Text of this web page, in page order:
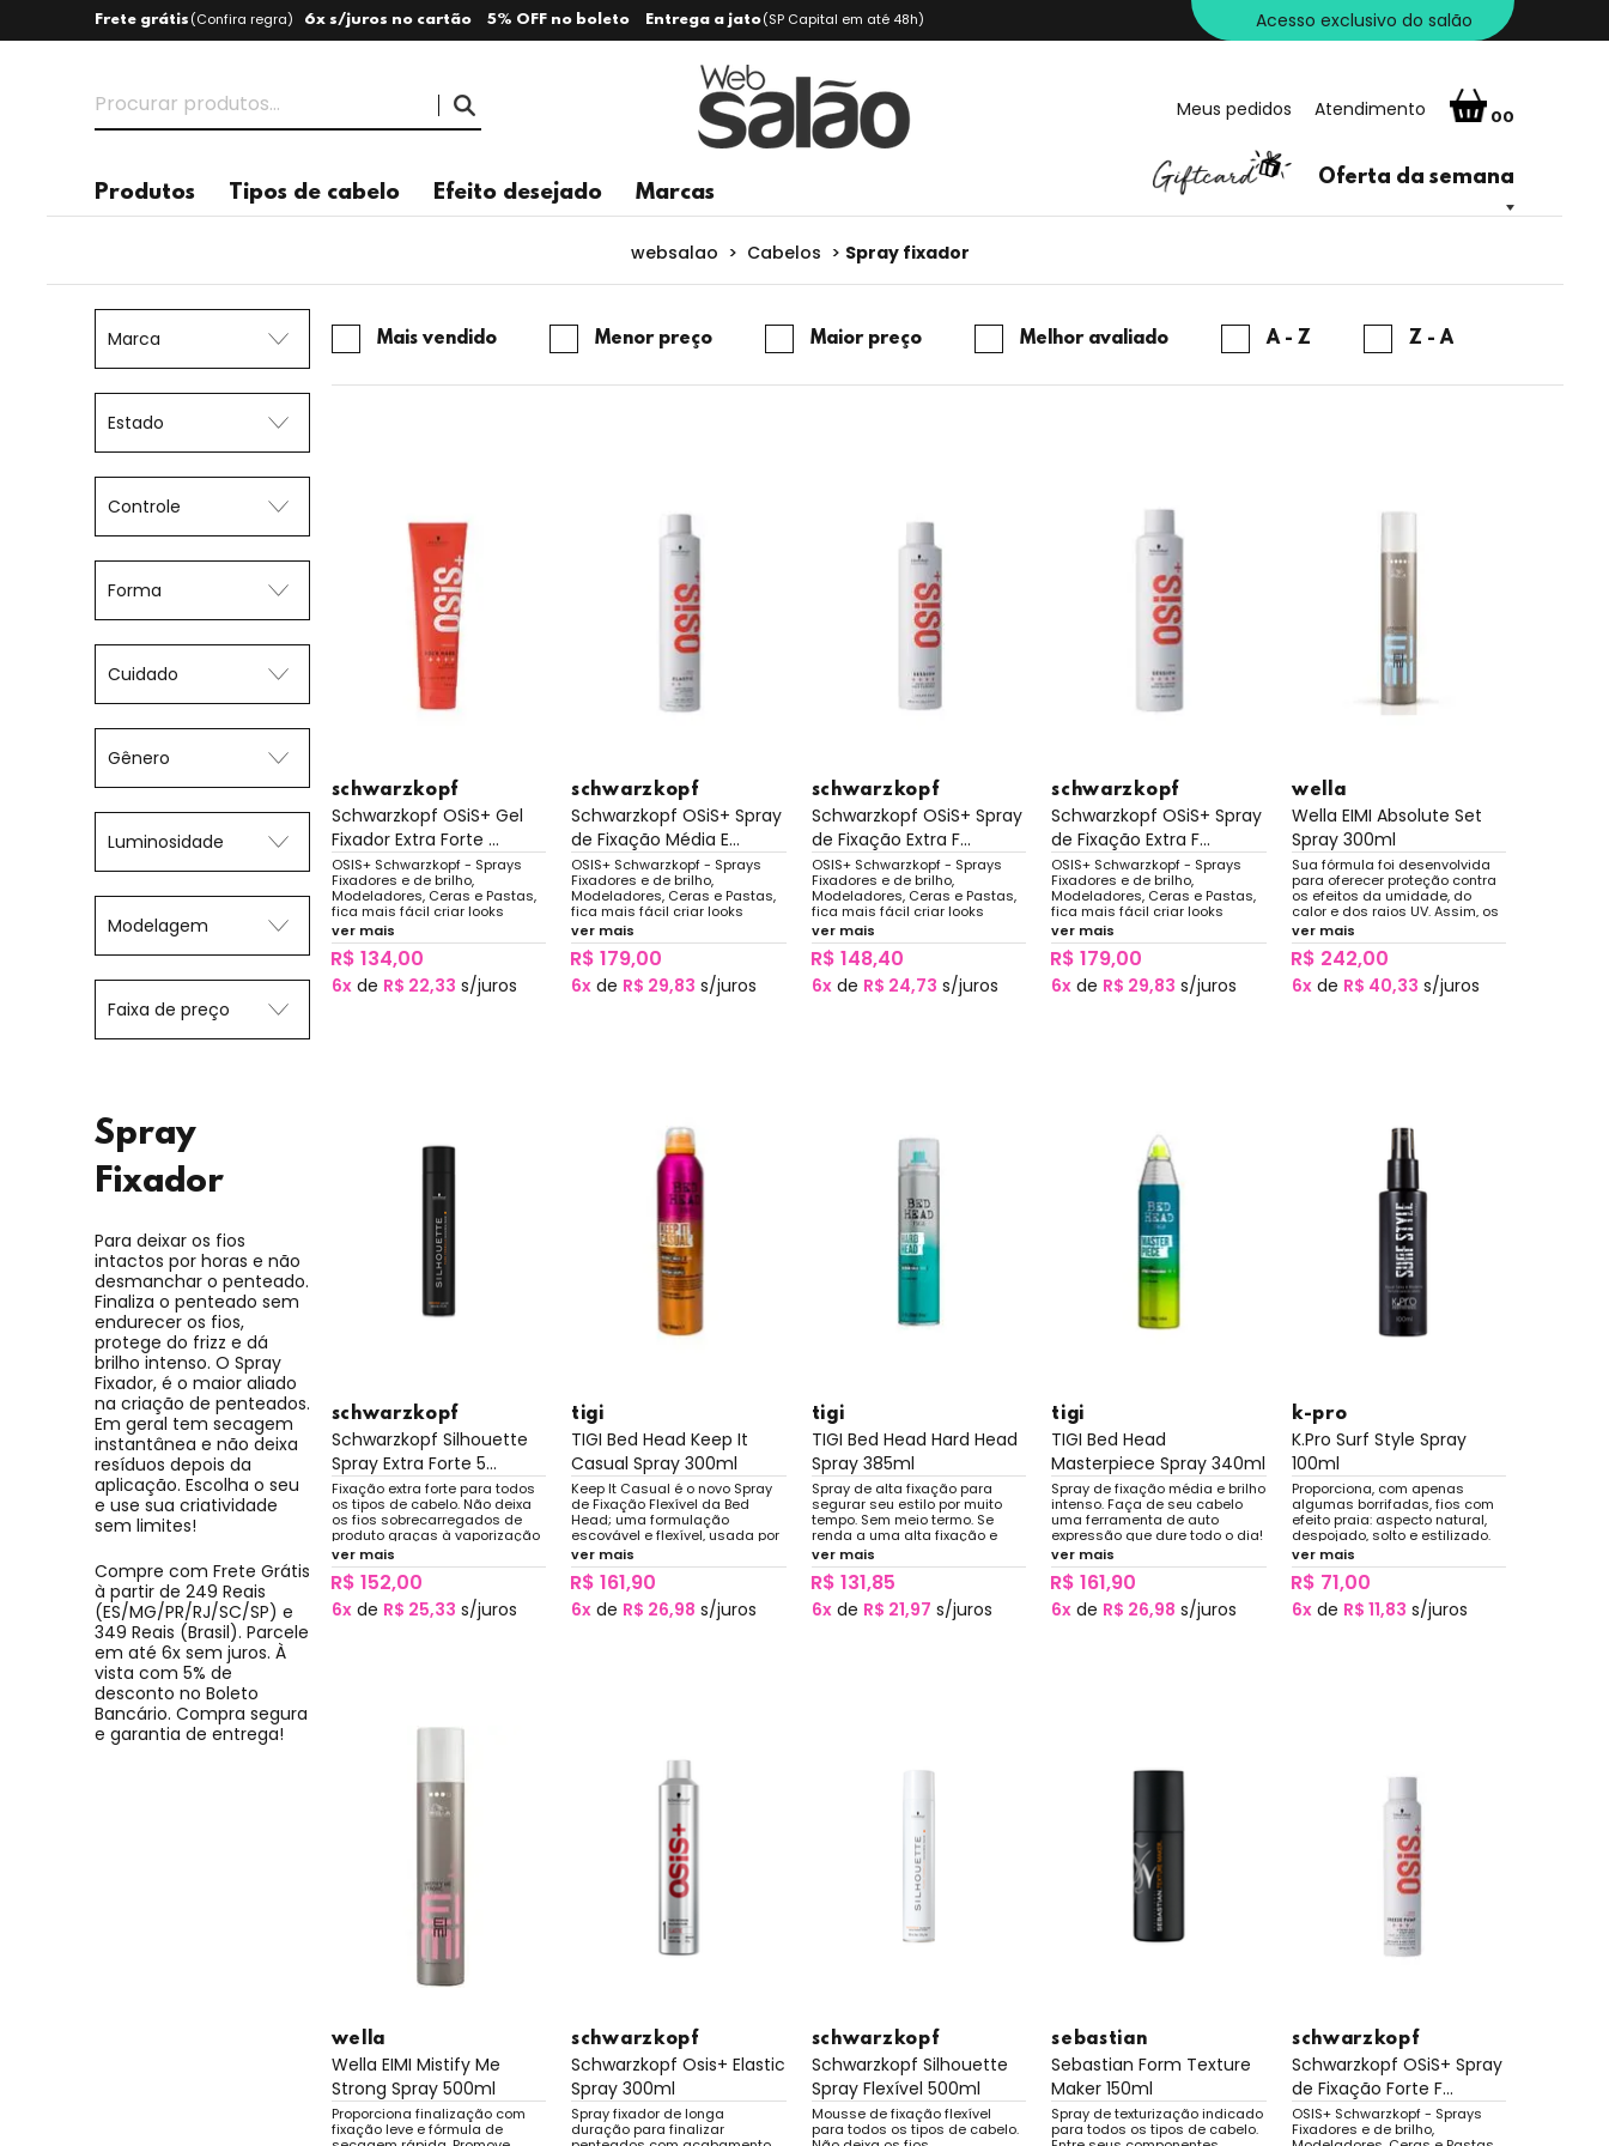
Frete grátis (Confira regra) 6x s/juros no cartão 5% OFF no boleto Entrega a jato(SP Capital em até 48h) Acesso exclusivo do salão
Meus pedidos Atendimento 00
Produtos Tipos de cabelo Efeito desejado Marcas
Oferta da semana
websalao > Cabelos > Spray fixador
Marca
Estado
Controle
Forma
Cuidado
Gênero
Luminosidade
Modelagem
Faixa de preço
Spray
Fixador
Para deixar os fios
intactos por horas e não
desmanchar o penteado.
Finaliza o penteado sem
endurecer os fios,
protege do frizz e dá
brilho intenso. O Spray
Fixador, é o maior aliado
na criação de penteados.
Em geral tem secagem
instantânea e não deixa
resíduos depois da
aplicação. Escolha o seu
e use sua criatividade
sem limites!
Compre com Frete Grátis
à partir de 249 Reais
(ES/MG/PR/RJ/SC/SP) e
349 Reais (Brasil). Parcele
em até 6x sem juros. À
vista com 5% de
desconto no Boleto
Bancário. Compra segura
e garantia de entrega!
Mais vendido Menor preço Maior preço Melhor avaliado A - Z Z - A
schwarzkopf
Schwarzkopf OSiS+ Gel
Fixador Extra Forte ...
OSIS+ Schwarzkopf - Sprays
Fixadores e de brilho,
Modeladores, Ceras e Pastas,
fica mais fácil criar looks
rebeldes ou penteados com
acabamento perfeito. Alta
performance e texturas únicas
ver mais
R$ 134,00
6xde R$ 22,33 s/juros
schwarzkopf
Schwarzkopf OSiS+ Spray
de Fixação Média E...
OSIS+ Schwarzkopf - Sprays
Fixadores e de brilho,
Modeladores, Ceras e Pastas,
fica mais fácil criar looks
rebeldes ou penteados com
acabamento perfeito. Alta
performance e texturas únicas
ver mais
R$ 179,00
6x de R$ 29,83 s/juros
schwarzkopf
Schwarzkopf OSiS+ Spray
de Fixação Extra F...
OSIS+ Schwarzkopf - Sprays
Fixadores e de brilho,
Modeladores, Ceras e Pastas,
fica mais fácil criar looks
rebeldes ou penteados com
acabamento perfeito. Alta
performance e texturas únicas
ver mais
R$ 148,40
6xde R$ 24,73 s/juros
schwarzkopf
Schwarzkopf OSiS+ Spray
de Fixação Extra F...
OSIS+ Schwarzkopf - Sprays
Fixadores e de brilho,
Modeladores, Ceras e Pastas,
fica mais fácil criar looks
rebeldes ou penteados com
acabamento perfeito. Alta
performance e texturas únicas
ver mais
R$ 179,00
6x de R$ 29,83 s/juros
wella
Wella EIMI Absolute Set
Spray 300ml
Sua fórmula foi desenvolvida
para oferecer proteção contra
os efeitos da umidade, do
calor e dos raios UV. Assim, os
fios recebem proteção ultra-
forte para que o penteado
permaneça intacto durante
todo o dia ou noite.
ver mais
R$ 242,00
6xde R$ 40,33 s/juros
schwarzkopf
Schwarzkopf Silhouette
Spray Extra Forte 5...
Fixação extra forte para todos
os tipos de cabelo. Não deixa
os fios sobrecarregados de
produto graças à vaporização
ultrafina, responsável por uma
finalização invisível.
ver mais
R$ 152,00
6xde R$ 25,33 s/juros
tigi
TIGI Bed Head Keep It
Casual Spray 300ml
Keep It Casual é o novo Spray
de Fixação Flexível da Bed
Head; uma formulação
escovável e flexível, usada por
profissionais. Entregando
resultados e experiência de
salão, em casa.
ver mais
R$ 161,90
6x de R$ 26,98 s/juros
tigi
TIGI Bed Head Hard Head
Spray 385ml
Spray de alta fixação para
segurar seu estilo por muito
tempo. Sem meio termo. Se
renda a uma alta fixação e
controle que seca
instantaneamente. Quanto
mais você usa, mais forte a
fixação fica.
ver mais
R$ 131,85
6xde R$ 21,97 s/juros
tigi
TIGI Bed Head
Masterpiece Spray 340ml
Spray de fixação média e brilho
intenso. Faça de seu cabelo
uma ferramenta de auto
expressão que dure todo o dia!
Brilho intenso e fixação de
verdade! Voilá!
ver mais
R$ 161,90
6x de R$ 26,98 s/juros
k-pro
K.Pro Surf Style Spray
100ml
Proporciona, com apenas
algumas borrifadas, fios com
efeito praia: aspecto natural,
despojado, solto e estilizado.
Pode-se aplicar no cabelo
seco ou úmido.
ver mais
R$ 71,00
6xde R$ 11,83 s/juros
wella
Wella EIMI Mistify Me
Strong Spray 500ml
Proporciona finalização com
fixação leve e fórmula de
schwarzkopf
Schwarzkopf Osis+ Elastic
Spray 300ml
Spray fixador de longa
duração para finalizar
schwarzkopf
Schwarzkopf Silhouette
Spray Flexível 500ml
Mousse de fixação flexível
para todos os tipos de cabelo.
sebastian
Sebastian Form Texture
Maker 150ml
Spray de texturização indicado
para todos os tipos de cabelo.
schwarzkopf
Schwarzkopf OSiS+ Spray
de Fixação Forte F...
OSIS+ Schwarzkopf - Sprays
Fixadores e de brilho,